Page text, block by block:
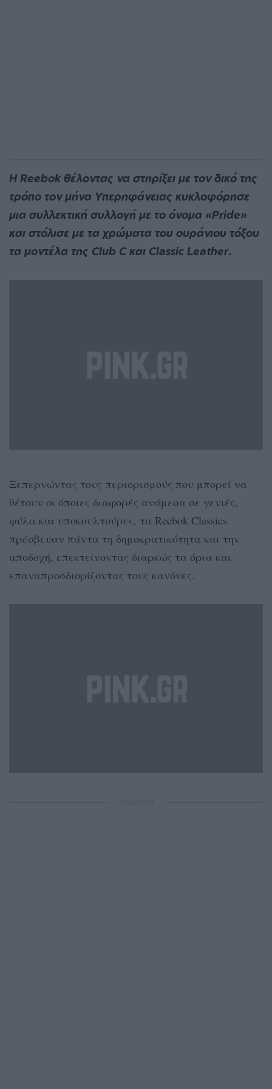
Η Reebok θέλοντας να στηρίξει με τον δικό της
τρόπο τον μήνα Υπερηφάνειας κυκλοφόρησε
μια συλλεκτική συλλογή με το όνομα «Pride»
και στόλισε με τα χρώματα του ουράνιου τόξου
τα μοντέλα της Club C και Classic Leather.
Ξεπερνώντας τους περιορισμούς που μπορεί να
θέτουν οι όποιες διαφορές ανάμεσα σε γενιές,
φύλα και υποκουλτούρες, τα Reebok Classics
πρέσβευαν πάντα τη δημοκρατικότητα και την
αποδοχή, επεκτείνοντας διαρκώς τα όρια και
επαναπροσδιορίζοντας τους κανόνες.